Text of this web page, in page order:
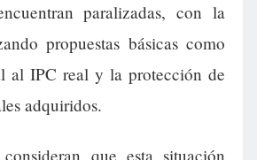
paralizadas, con la
propuestas básicas como
al IPC real y la protección de
adquiridos.
que esta situación